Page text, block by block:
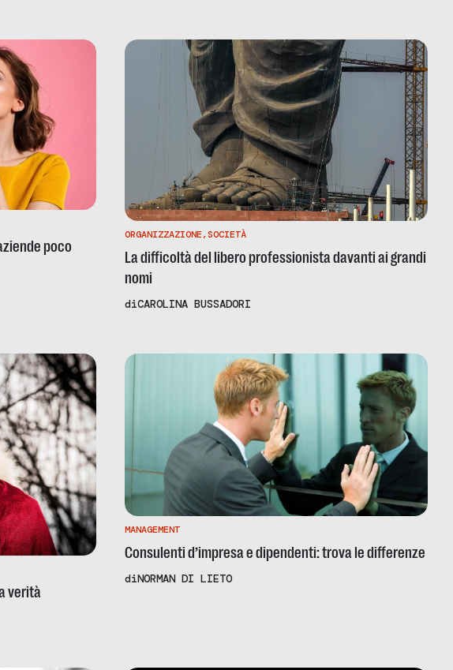
poco
ORGANIZZAZIONE,SOCIETÀ
La difficoltà del libero professionista davanti ai grandi
nomi
diCAROLINA BUSSADORI
verità
MANAGEMENT
Consulenti d’impresa e dipendenti: trova le differenze
diNORMAN DI LIETO